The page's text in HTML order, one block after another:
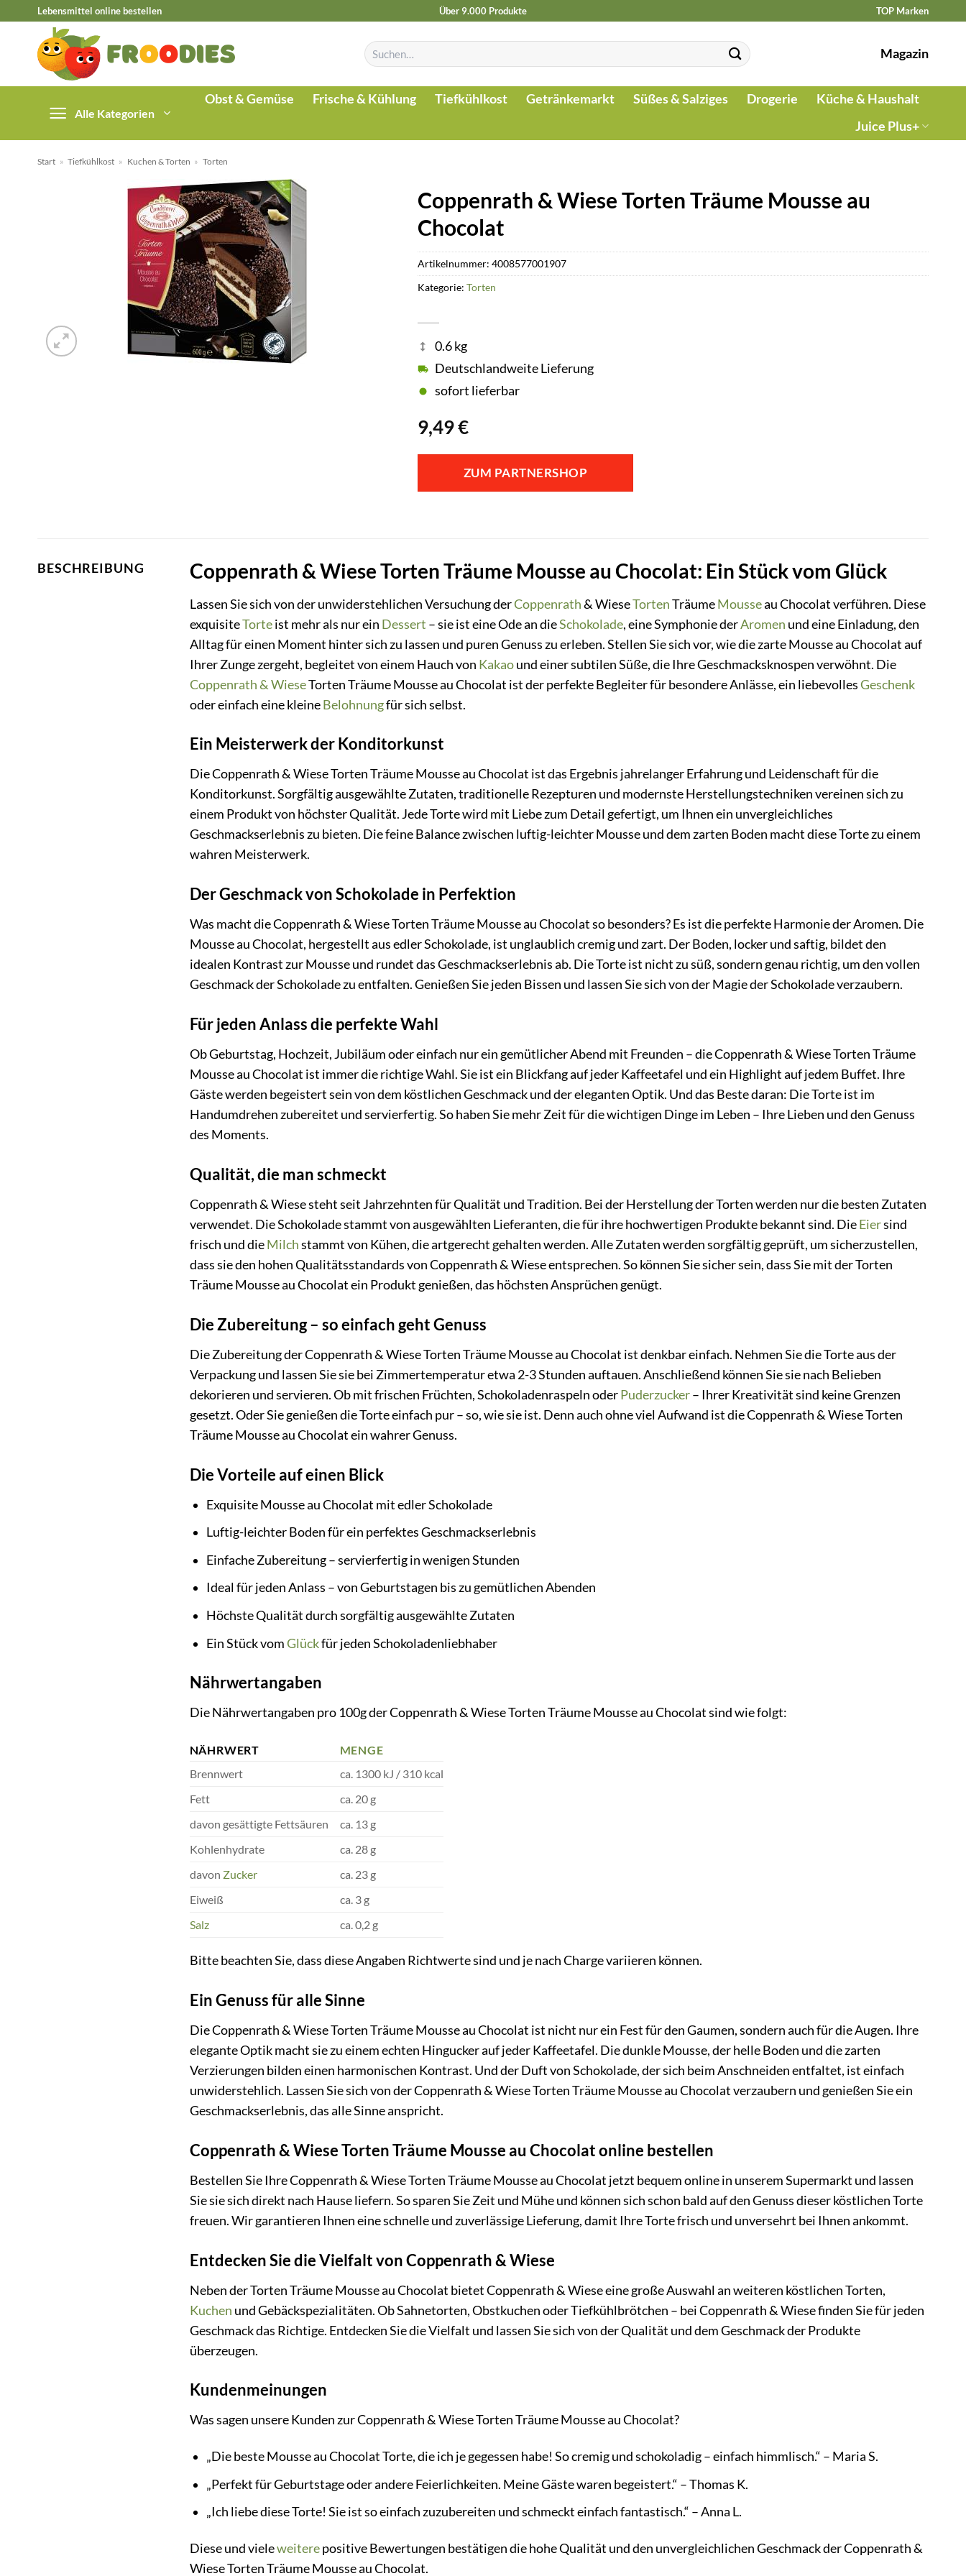
springen
Lebensmittel online bestellen Über 9.000 Produkte TOP Marken
Suchen
nach:
Magazin
Alle Kategorien
Obst & Gemüse Frische & Kühlung Tiefkühlkost Getränkemarkt Süßes & Salziges Drogerie
Küche & Haushalt
Juice Plus+
Start » Tiefkühlkost » Kuchen & Torten » Torten
Coppenrath & Wiese Torten Träume Mousse au
Chocolat
9,49€
0.6 kg
Deutschlandweite Lieferung
sofort lieferbar
ZUM PARTNERSHOP
Artikelnummer:4008577001907
Kategorie:Torten
BESCHREIBUNG Coppenrath & Wiese Torten Träume Mousse au Chocolat: Ein Stück vom Glück
Lassen Sie sich von der unwiderstehlichen Versuchung derCoppenrath& WieseTortenTräumeMousseau Chocolat verführen. Diese
exquisiteTorteist mehr als nur ein Dessert – sie ist eine Ode an dieSchokolade, eine Symphonie derAromen und eine Einladung, den
Alltag für einen Moment hinter sich zu lassen und puren Genuss zu erleben. Stellen Sie sich vor, wie die zarte Mousse au Chocolat auf
Ihrer Zunge zergeht, begleitet von einem Hauch von Kakaound einer subtilen Süße, die Ihre Geschmacksknospen verwöhnt. Die
Coppenrath & WieseTorten Träume Mousse au Chocolat ist der perfekte Begleiter für besondere Anlässe, ein liebevollesGeschenk
oder einfach eine kleineBelohnungfür sich selbst.
Ein Meisterwerk der Konditorkunst
Die Coppenrath & Wiese Torten Träume Mousse au Chocolat ist das Ergebnis jahrelanger Erfahrung und Leidenschaft für die
Konditorkunst. Sorgfältig ausgewählte Zutaten, traditionelle Rezepturen und modernste Herstellungstechniken vereinen sich zu
einem Produkt von höchster Qualität. Jede Torte wird mit Liebe zum Detail gefertigt, um Ihnen ein unvergleichliches
Geschmackserlebnis zu bieten. Die feine Balance zwischen luftig-leichter Mousse und dem zarten Boden macht diese Torte zu einem
wahren Meisterwerk.
Der Geschmack von Schokolade in Perfektion
Was macht die Coppenrath & Wiese Torten Träume Mousse au Chocolat so besonders? Es ist die perfekte Harmonie der Aromen. Die
Mousse au Chocolat, hergestellt aus edler Schokolade, ist unglaublich cremig und zart. Der Boden, locker und saftig, bildet den
idealen Kontrast zur Mousse und rundet das Geschmackserlebnis ab. Die Torte ist nicht zu süß, sondern genau richtig, um den vollen
Geschmack der Schokolade zu entfalten. Genießen Sie jeden Bissen und lassen Sie sich von der Magie der Schokolade verzaubern.
Für jeden Anlass die perfekte Wahl
Ob Geburtstag, Hochzeit, Jubiläum oder einfach nur ein gemütlicher Abend mit Freunden – die Coppenrath & Wiese Torten Träume
Mousse au Chocolat ist immer die richtige Wahl. Sie ist ein Blickfang auf jeder Kaffeetafel und ein Highlight auf jedem Buffet. Ihre
Gäste werden begeistert sein von dem köstlichen Geschmack und der eleganten Optik. Und das Beste daran: Die Torte ist im
Handumdrehen zubereitet und servierfertig. So haben Sie mehr Zeit für die wichtigen Dinge im Leben – Ihre Lieben und den Genuss
des Moments.
Qualität, die man schmeckt
Coppenrath & Wiese steht seit Jahrzehnten für Qualität und Tradition. Bei der Herstellung der Torten werden nur die besten Zutaten
verwendet. Die Schokolade stammt von ausgewählten Lieferanten, die für ihre hochwertigen Produkte bekannt sind. DieEiersind
frisch und dieMilchstammt von Kühen, die artgerecht gehalten werden. Alle Zutaten werden sorgfältig geprüft, um sicherzustellen,
dass sie den hohen Qualitätsstandards von Coppenrath & Wiese entsprechen. So können Sie sicher sein, dass Sie mit der Torten
Träume Mousse au Chocolat ein Produkt genießen, das höchsten Ansprüchen genügt.
Die Zubereitung – so einfach geht Genuss
Die Zubereitung der Coppenrath & Wiese Torten Träume Mousse au Chocolat ist denkbar einfach. Nehmen Sie die Torte aus der
Verpackung und lassen Sie sie bei Zimmertemperatur etwa 2-3 Stunden auftauen. Anschließend können Sie sie nach Belieben
dekorieren und servieren. Ob mit frischen Früchten, Schokoladenraspeln oderPuderzucker– Ihrer Kreativität sind keine Grenzen
gesetzt. Oder Sie genießen die Torte einfach pur – so, wie sie ist. Denn auch ohne viel Aufwand ist die Coppenrath & Wiese Torten
Träume Mousse au Chocolat ein wahrer Genuss.
Die Vorteile auf einen Blick
Exquisite Mousse au Chocolat mit edler Schokolade
Luftig-leichter Boden für ein perfektes Geschmackserlebnis
Einfache Zubereitung – servierfertig in wenigen Stunden
Ideal für jeden Anlass – von Geburtstagen bis zu gemütlichen Abenden
Höchste Qualität durch sorgfältig ausgewählte Zutaten
Ein Stück vomGlückfür jeden Schokoladenliebhaber
Nährwertangaben
Die Nährwertangaben pro 100g der Coppenrath & Wiese Torten Träume Mousse au Chocolat sind wie folgt:
NÄHRWERT
MENGE
Brennwert
ca. 1300 kJ / 310 kcal
Fett
ca. 20 g
davon gesättigte Fettsäuren
ca. 13 g
Kohlenhydrate
ca. 28 g
davon Zucker
ca. 23 g
Eiweiß
ca. 3 g
Salz
ca. 0,2 g
Bitte beachten Sie, dass diese Angaben Richtwerte sind und je nach Charge variieren können.
Ein Genuss für alle Sinne
Die Coppenrath & Wiese Torten Träume Mousse au Chocolat ist nicht nur ein Fest für den Gaumen, sondern auch für die Augen. Ihre
elegante Optik macht sie zu einem echten Hingucker auf jeder Kaffeetafel. Die dunkle Mousse, der helle Boden und die zarten
Verzierungen bilden einen harmonischen Kontrast. Und der Duft von Schokolade, der sich beim Anschneiden entfaltet, ist einfach
unwiderstehlich. Lassen Sie sich von der Coppenrath & Wiese Torten Träume Mousse au Chocolat verzaubern und genießen Sie ein
Geschmackserlebnis, das alle Sinne anspricht.
Coppenrath & Wiese Torten Träume Mousse au Chocolat online bestellen
Bestellen Sie Ihre Coppenrath & Wiese Torten Träume Mousse au Chocolat jetzt bequem online in unserem Supermarkt und lassen
Sie sie sich direkt nach Hause liefern. So sparen Sie Zeit und Mühe und können sich schon bald auf den Genuss dieser köstlichen Torte
freuen. Wir garantieren Ihnen eine schnelle und zuverlässige Lieferung, damit Ihre Torte frisch und unversehrt bei Ihnen ankommt.
Entdecken Sie die Vielfalt von Coppenrath & Wiese
Neben der Torten Träume Mousse au Chocolat bietet Coppenrath & Wiese eine große Auswahl an weiteren köstlichen Torten,
Kuchen und Gebäckspezialitäten. Ob Sahnetorten, Obstkuchen oder Tiefkühlbrötchen – bei Coppenrath & Wiese finden Sie für jeden
Geschmack das Richtige. Entdecken Sie die Vielfalt und lassen Sie sich von der Qualität und dem Geschmack der Produkte
überzeugen.
Kundenmeinungen
Was sagen unsere Kunden zur Coppenrath & Wiese Torten Träume Mousse au Chocolat?
„Die beste Mousse au Chocolat Torte, die ich je gegessen habe! So cremig und schokoladig – einfach himmlisch.“ – Maria S.
„Perfekt für Geburtstage oder andere Feierlichkeiten. Meine Gäste waren begeistert.“ – Thomas K.
„Ich liebe diese Torte! Sie ist so einfach zuzubereiten und schmeckt einfach fantastisch.“ – Anna L.
Diese und vieleweiterepositive Bewertungen bestätigen die hohe Qualität und den unvergleichlichen Geschmack der Coppenrath &
Wiese Torten Träume Mousse au Chocolat.